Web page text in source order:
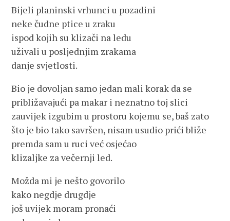
Bijeli planinski vrhunci u pozadini
neke čudne ptice u zraku
ispod kojih su klizači na ledu
uživali u posljednjim zrakama
danje svjetlosti.
Bio je dovoljan samo jedan mali korak da se
približavajući pa makar i neznatno toj slici
zauvijek izgubim u prostoru kojemu se, baš zato
što je bio tako savršen, nisam usudio prići bliže
premda sam u ruci već osjećao
klizaljke za večernji led.
Možda mi je nešto govorilo
kako negdje drugdje
još uvijek moram pronaći